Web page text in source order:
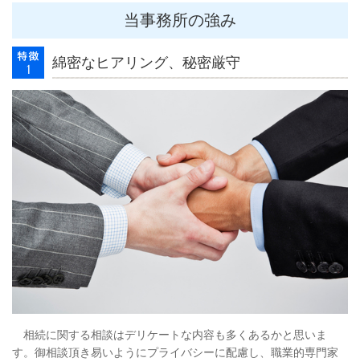
当事務所の強み
綿密なヒアリング、秘密厳守
相続に関する相談はデリケートな内容も多くあるかと思いま
す。御相談頂き易いようにプライバシーに配慮し、職業的専門家